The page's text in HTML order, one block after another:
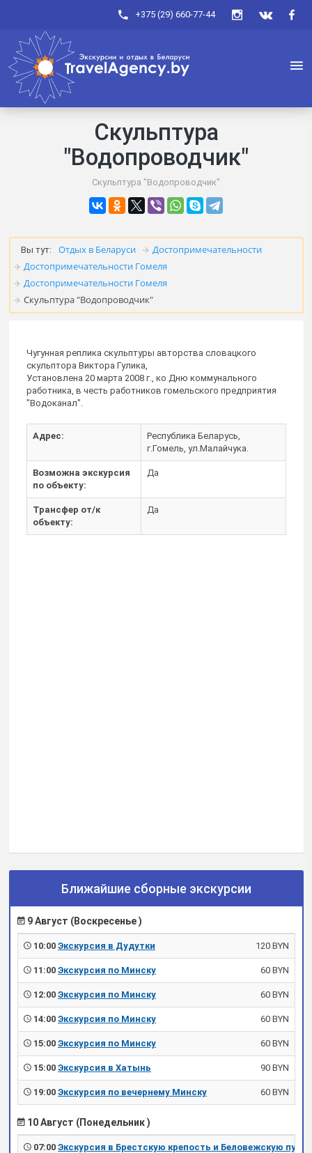
+375 (29) 660-77-44
Скульптура
"Водопроводчик"
Скульптура "Водопроводчик"
Вы тут: Отдых в Беларуси
Достопримечательности
Достопримечательности Гомеля
Достопримечательности Гомеля
Скульптура "Водопроводчик"
Чугунная реплика скульптуры авторства словацкого
скульптора Виктора Гулика,
Установлена 20 марта 2008 г., ко Дню коммунального
работника, в честь работников гомельского предприятия
"Водоканал".
Адрес:
Республика Беларусь,
г.Гомель, ул.Малайчука.
Возможна экскурсия
по объекту:
Да
Трансфер от/к
объекту:
Да
Ближайшие сборные экскурсии
9 Август (Воскресенье )
10:00 Экскурсия в Дудутки 120 BYN
11:00 Экскурсия по Минску 60 BYN
12:00 Экскурсия по Минску 60 BYN
14:00 Экскурсия по Минску 60 BYN
15:00 Экскурсия по Минску 60 BYN
15:00 Экскурсия в Хатынь 90 BYN
19:00 Экскурсия по вечернему Минску 60 BYN
10 Август (Понедельник )
07:00 Экскурсия в Брестскую крепость и Беловежскую пущу